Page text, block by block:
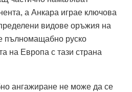
а Анкара играе ключова
видове оръжия на
пълномащабно руско
на Европа с тази страна
ангажиране не може да се